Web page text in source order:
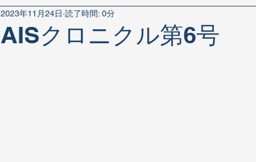
AISクロニクル第6号
2023年11月24日 読了時間: 0分